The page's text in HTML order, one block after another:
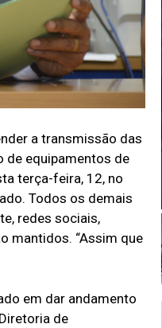
a transmissão das
de equipamentos de
terça-feira, 12, no
Todos os demais
redes sociais,
mantidos. “Assim que
em dar andamento
de